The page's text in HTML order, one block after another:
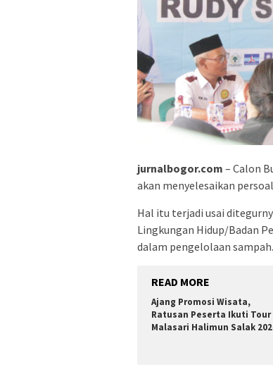
jurnalbogor.com – Calon
akan menyelesaikan
Hal itu terjadi usai
Lingkungan Hidup/Badan
dalam pengelolaan sampah.
READ MORE
Ajang Promosi Wisata,
Ratusan Peserta Ikuti Tour
Malasari Halimun Salak